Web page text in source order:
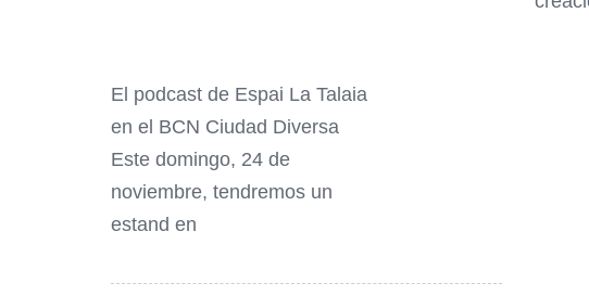
El podcast de Espai La Talaia
en el BCN Ciudad Diversa
Este domingo, 24 de
noviembre, tendremos un
estand en